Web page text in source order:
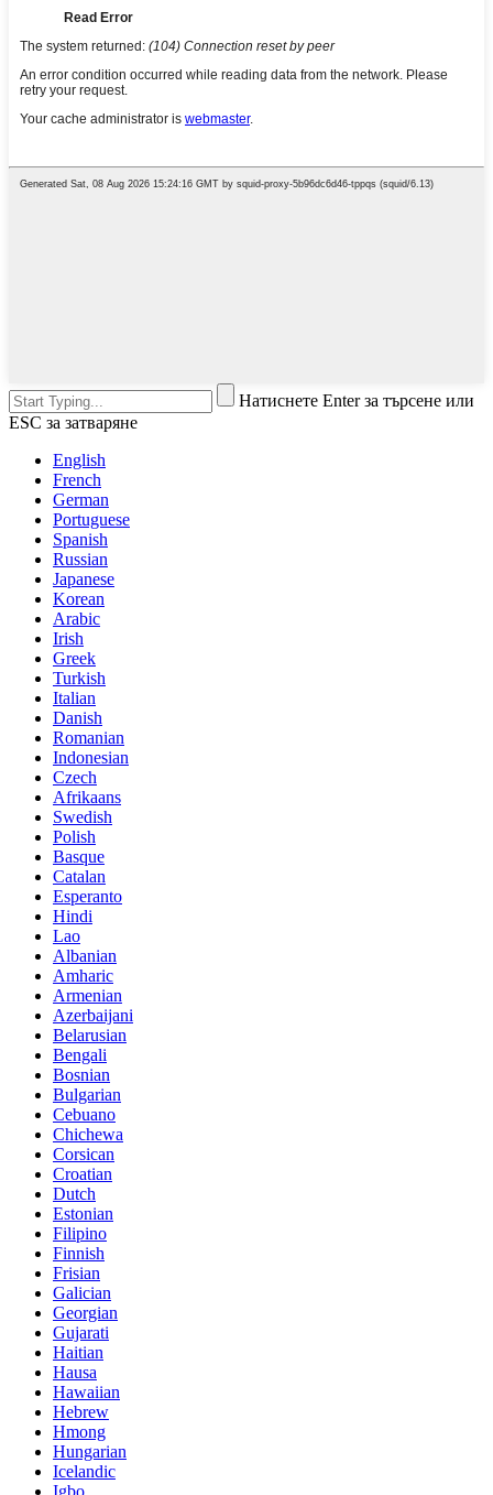
Натиснете Enter за търсене или
ESC за затваряне
English
French
German
Portuguese
Spanish
Russian
Japanese
Korean
Arabic
Irish
Greek
Turkish
Italian
Danish
Romanian
Indonesian
Czech
Afrikaans
Swedish
Polish
Basque
Catalan
Esperanto
Hindi
Lao
Albanian
Amharic
Armenian
Azerbaijani
Belarusian
Bengali
Bosnian
Bulgarian
Cebuano
Chichewa
Corsican
Croatian
Dutch
Estonian
Filipino
Finnish
Frisian
Galician
Georgian
Gujarati
Haitian
Hausa
Hawaiian
Hebrew
Hmong
Hungarian
Icelandic